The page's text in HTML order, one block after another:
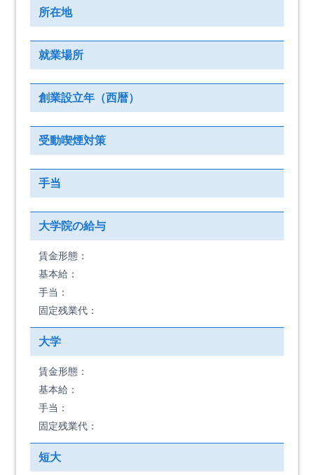
所在地
就業場所
創業設立年（西暦）
受動喫煙対策
手当
大学院の給与
賃金形態：
基本給：
手当：
固定残業代：
大学
賃金形態：
基本給：
手当：
固定残業代：
短大